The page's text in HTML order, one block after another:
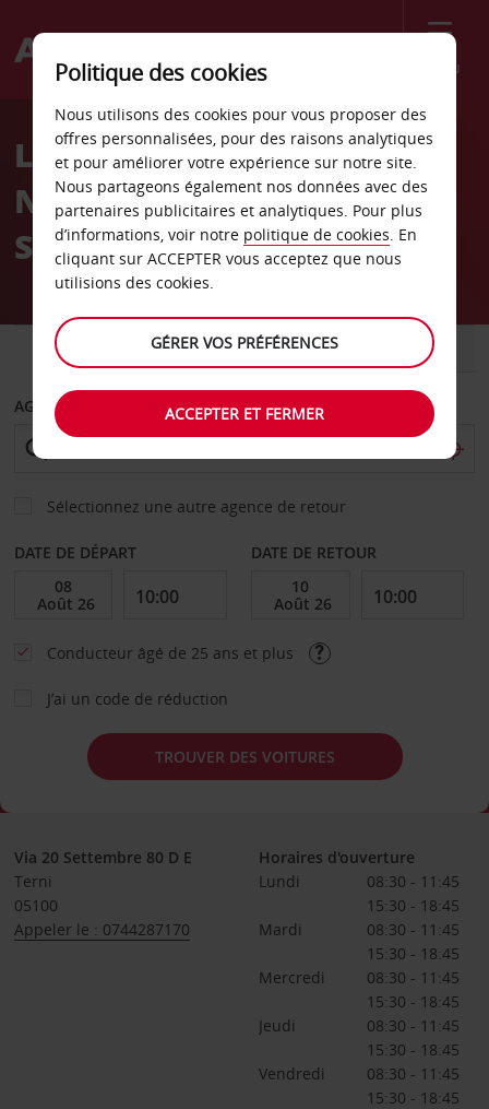
Menu
Welcome
AvisLocation de voiture
Novotel Business Park
Station
UTILITAIRE
AGENCE DE DÉPART
Sélectionnez une autre agence de retour
DATE DE DÉPART DATE DE RETOUR
Conducteur âgé de 25 ans et plus
J’ai un code de réduction
TROUVER DES VOITURES
Via 20 Settembre 80 D E
Terni
05100
Appeler le : 0744287170
Horaires d'ouverture
Lundi
08:30 - 11:45
15:30 - 18:45
Mardi
08:30 - 11:45
15:30 - 18:45
Mercredi
08:30 - 11:45
15:30 - 18:45
Jeudi
08:30 - 11:45
15:30 - 18:45
Vendredi
08:30 - 11:45
15:30 - 18:45
Politique des cookies
Nous utilisons des cookies pour vous proposer des
offres personnalisées, pour des raisons analytiques
et pour améliorer votre expérience sur notre site.
Nous partageons également nos données avec des
partenaires publicitaires et analytiques. Pour plus
d’informations, voir notre politique de cookies. En
cliquant sur ACCEPTER vous acceptez que nous
utilisions des cookies.
GÉRER VOS PRÉFÉRENCES
ACCEPTER ET FERMER